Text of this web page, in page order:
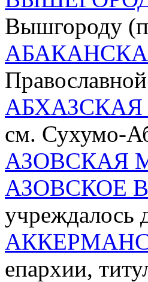
Вышгороду
см. Сухумо-
АЗОВСКАЯ
АЗОВСКОЕ
учреждалось
епархии,